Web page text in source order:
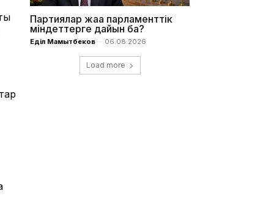
Партиялар жаңа парламенттік
міндеттерге дайын ба?
Еділ Мамытбеков - 06.08.2026
Load more